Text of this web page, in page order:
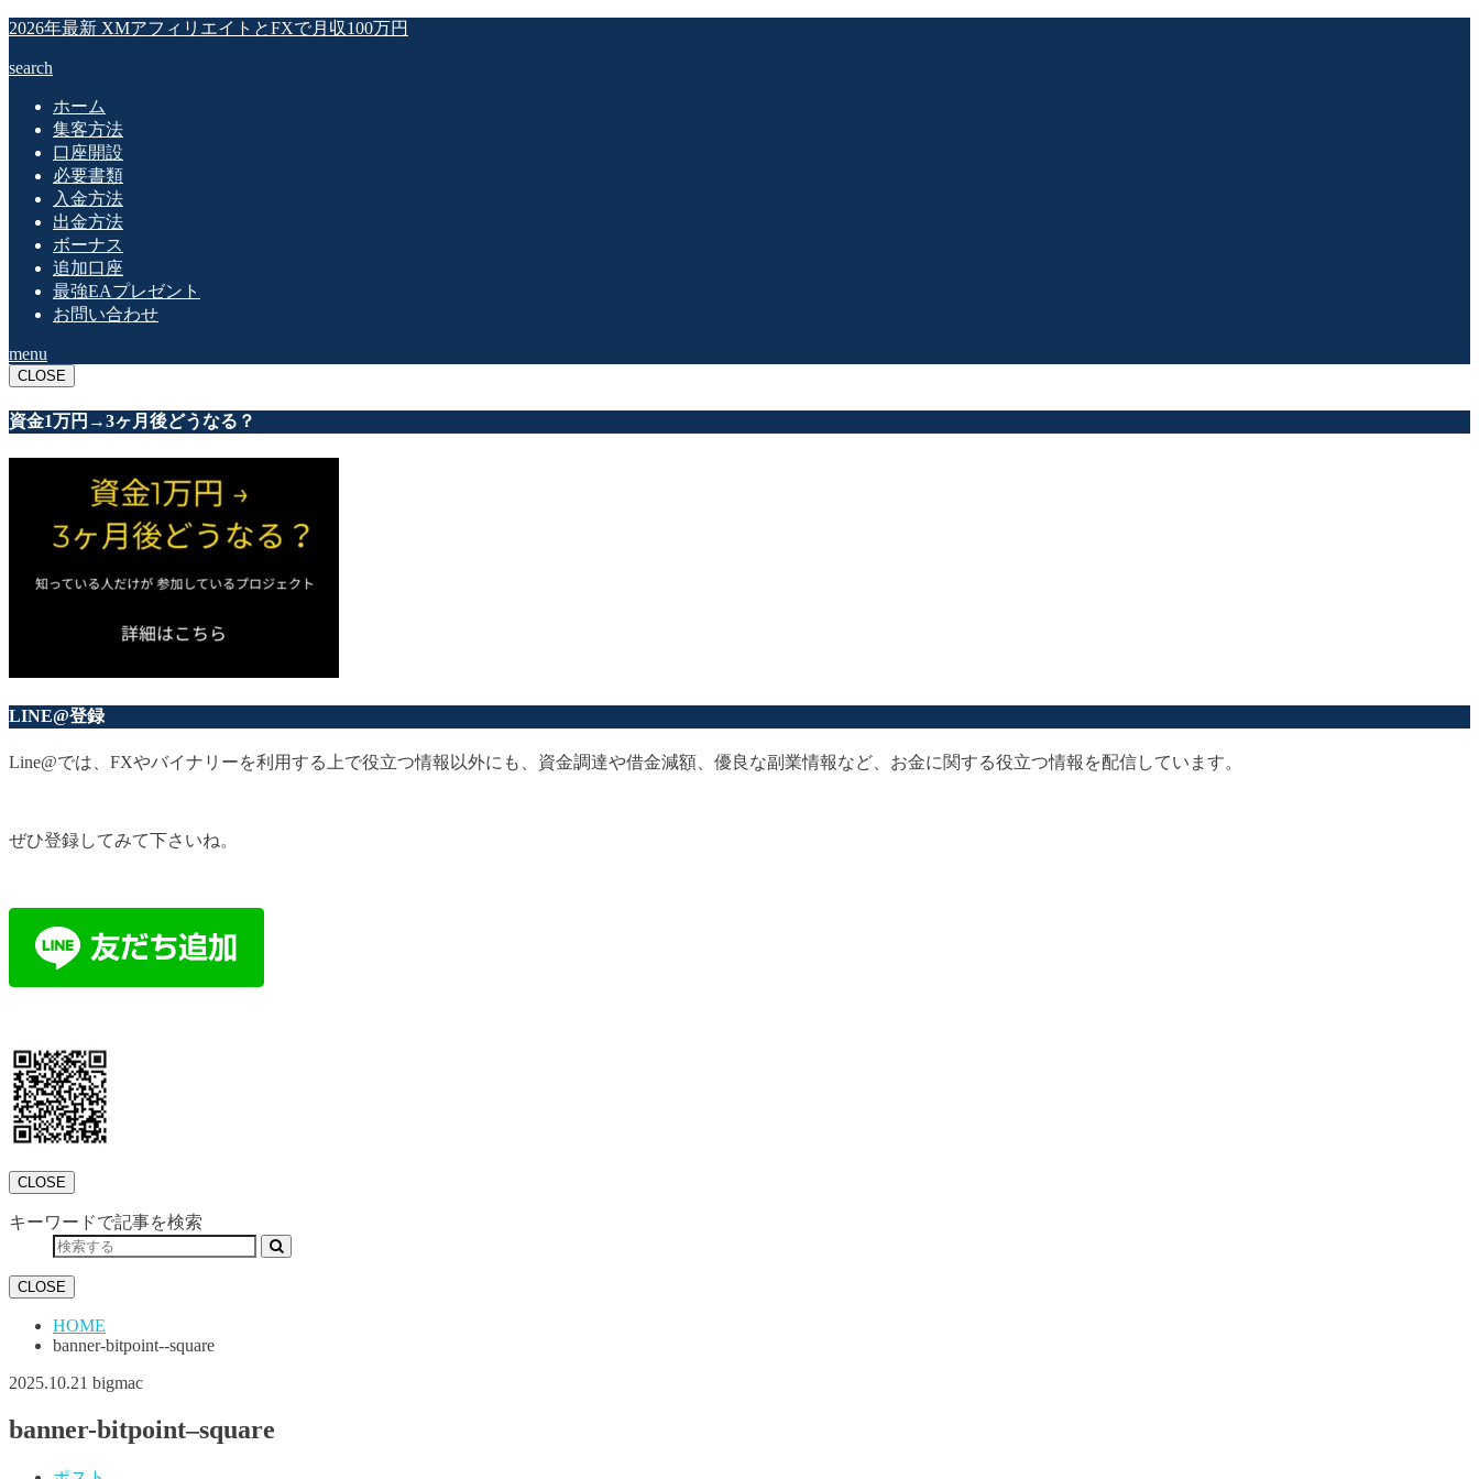
2026年最新 XMアフィリエイトとFXで月収100万円
search
ホーム
集客方法
口座開設
必要書類
入金方法
出金方法
ボーナス
追加口座
最強EAプレゼント
お問い合わせ
menu
CLOSE
資金1万円→3ヶ月後どうなる？
LINE@登録
Line@では、FXやバイナリーを利用する上で役立つ情報以外にも、資金調達や借金減額、優良な副業情報など、お金に関する役立つ情報を配信しています。
ぜひ登録してみて下さいね。
CLOSE
キーワードで記事を検索
CLOSE
HOME
banner-bitpoint--square
2025.10.21 bigmac
banner-bitpoint–square